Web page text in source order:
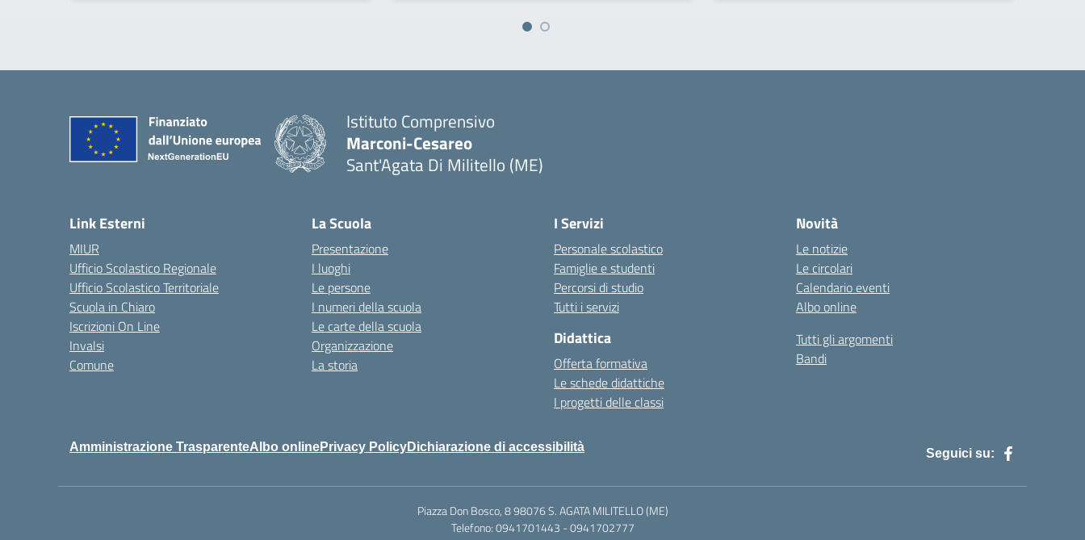
Istituto Comprensivo
Marconi-Cesareo
Sant'Agata Di Militello (ME)
Link Esterni
MIUR
Ufficio Scolastico Regionale
Ufficio Scolastico Territoriale
Scuola in Chiaro
Iscrizioni On Line
Invalsi
Comune
La Scuola
Presentazione
I luoghi
Le persone
I numeri della scuola
Le carte della scuola
Organizzazione
La storia
I Servizi
Personale scolastico
Famiglie e studenti
Percorsi di studio
Tutti i servizi
Didattica
Offerta formativa
Le schede didattiche
I progetti delle classi
Novità
Le notizie
Le circolari
Calendario eventi
Albo online
Tutti gli argomenti
Bandi
Amministrazione TrasparenteAlbo onlinePrivacy PolicyDichiarazione di accessibilità Seguici su:
Piazza Don Bosco, 8 98076 S. AGATA MILITELLO (ME)
Telefono: 0941701443 - 0941702777